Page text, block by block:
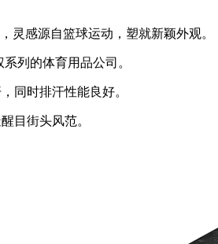
灵感源自篮球运动，塑就新颖外观。
列的体育用品公司。
同时排汗性能良好。
目街头风范。